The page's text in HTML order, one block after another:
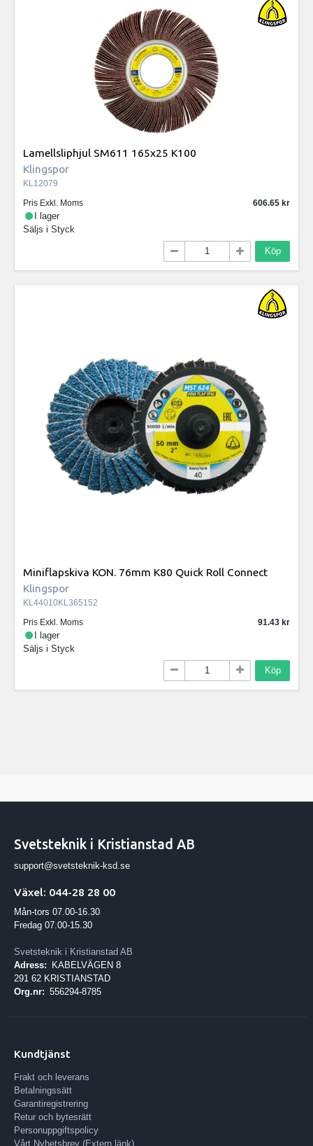
Lamellsliphjul SM611 165x25 K100
Klingspor
KL12079
Pris Exkl. Moms
606.65
I lager
Säljs i Styck
Köp
Miniflapskiva KON. 76mm K80 Quick Roll Connect
Klingspor
KL44010KL365152
Pris Exkl. Moms
91.43
I lager
Säljs i Styck
Köp
Svetsteknik i Kristianstad AB
support@svetsteknik-ksd.se
Växel: 044-28 28 00
Mån-tors 07.00-16.30
Fredag 07.00-15.30
Svetsteknik i Kristianstad AB
Adress:
KABELVÄGEN 8
291 62 KRISTIANSTAD
Org.nr: 556294-8785
Kundtjänst
Frakt och leverans
Betalningssätt
Garantiregistrering
Retur och bytesrätt
Personuppgiftspolicy
Vårt Nyhetsbrev (Extern länk)